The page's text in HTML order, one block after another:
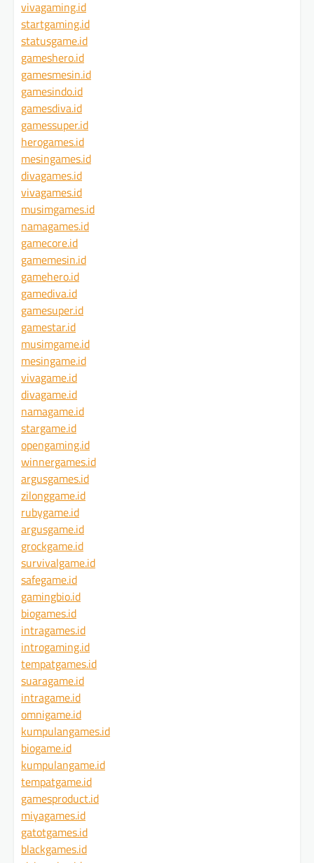
vivagaming.id
startgaming.id
statusgame.id
gameshero.id
gamesmesin.id
gamesindo.id
gamesdiva.id
gamessuper.id
herogames.id
mesingames.id
divagames.id
vivagames.id
musimgames.id
namagames.id
gamecore.id
gamemesin.id
gamehero.id
gamediva.id
gamesuper.id
gamestar.id
musimgame.id
mesingame.id
vivagame.id
divagame.id
namagame.id
stargame.id
opengaming.id
winnergames.id
argusgames.id
zilonggame.id
rubygame.id
argusgame.id
grockgame.id
survivalgame.id
safegame.id
gamingbio.id
biogames.id
intragames.id
introgaming.id
tempatgames.id
suaragame.id
intragame.id
omnigame.id
kumpulangames.id
biogame.id
kumpulangame.id
tempatgame.id
gamesproduct.id
miyagames.id
gatotgames.id
blackgames.id